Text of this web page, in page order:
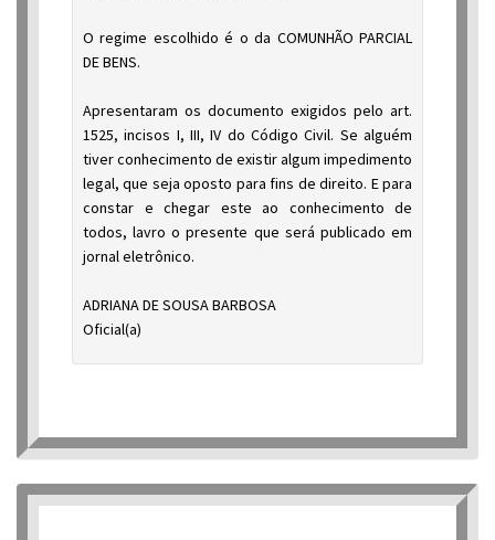
O regime escolhido é o da COMUNHÃO PARCIAL
DE BENS.
Apresentaram os documento exigidos pelo art.
1525, incisos I, III, IV do Código Civil. Se alguém
tiver conhecimento de existir algum impedimento
legal, que seja oposto para fins de direito. E para
constar e chegar este ao conhecimento de
todos, lavro o presente que será publicado em
jornal eletrônico.
ADRIANA DE SOUSA BARBOSA
Oficial(a)